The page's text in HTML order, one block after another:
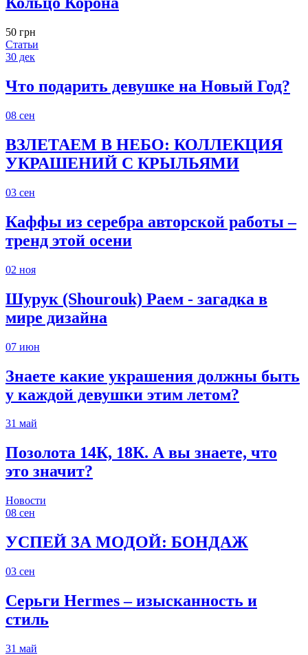
50 грн
Статьи
30 дек
Что подарить девушке на Новый Год?
08 сен
ВЗЛЕТАЕМ В НЕБО: КОЛЛЕКЦИЯ
УКРАШЕНИЙ С КРЫЛЬЯМИ
03 сен
Каффы из серебра авторской работы –
тренд этой осени
02 ноя
Шурук (Shourouk) Раем - загадка в
мире дизайна
07 июн
Знаете какие украшения должны быть
у каждой девушки этим летом?
31 май
Позолота 14К, 18К. А вы знаете, что
это значит?
Новости
08 сен
УСПЕЙ ЗА МОДОЙ: БОНДАЖ
03 сен
Серьги Hermes – изысканность и
стиль
31 май